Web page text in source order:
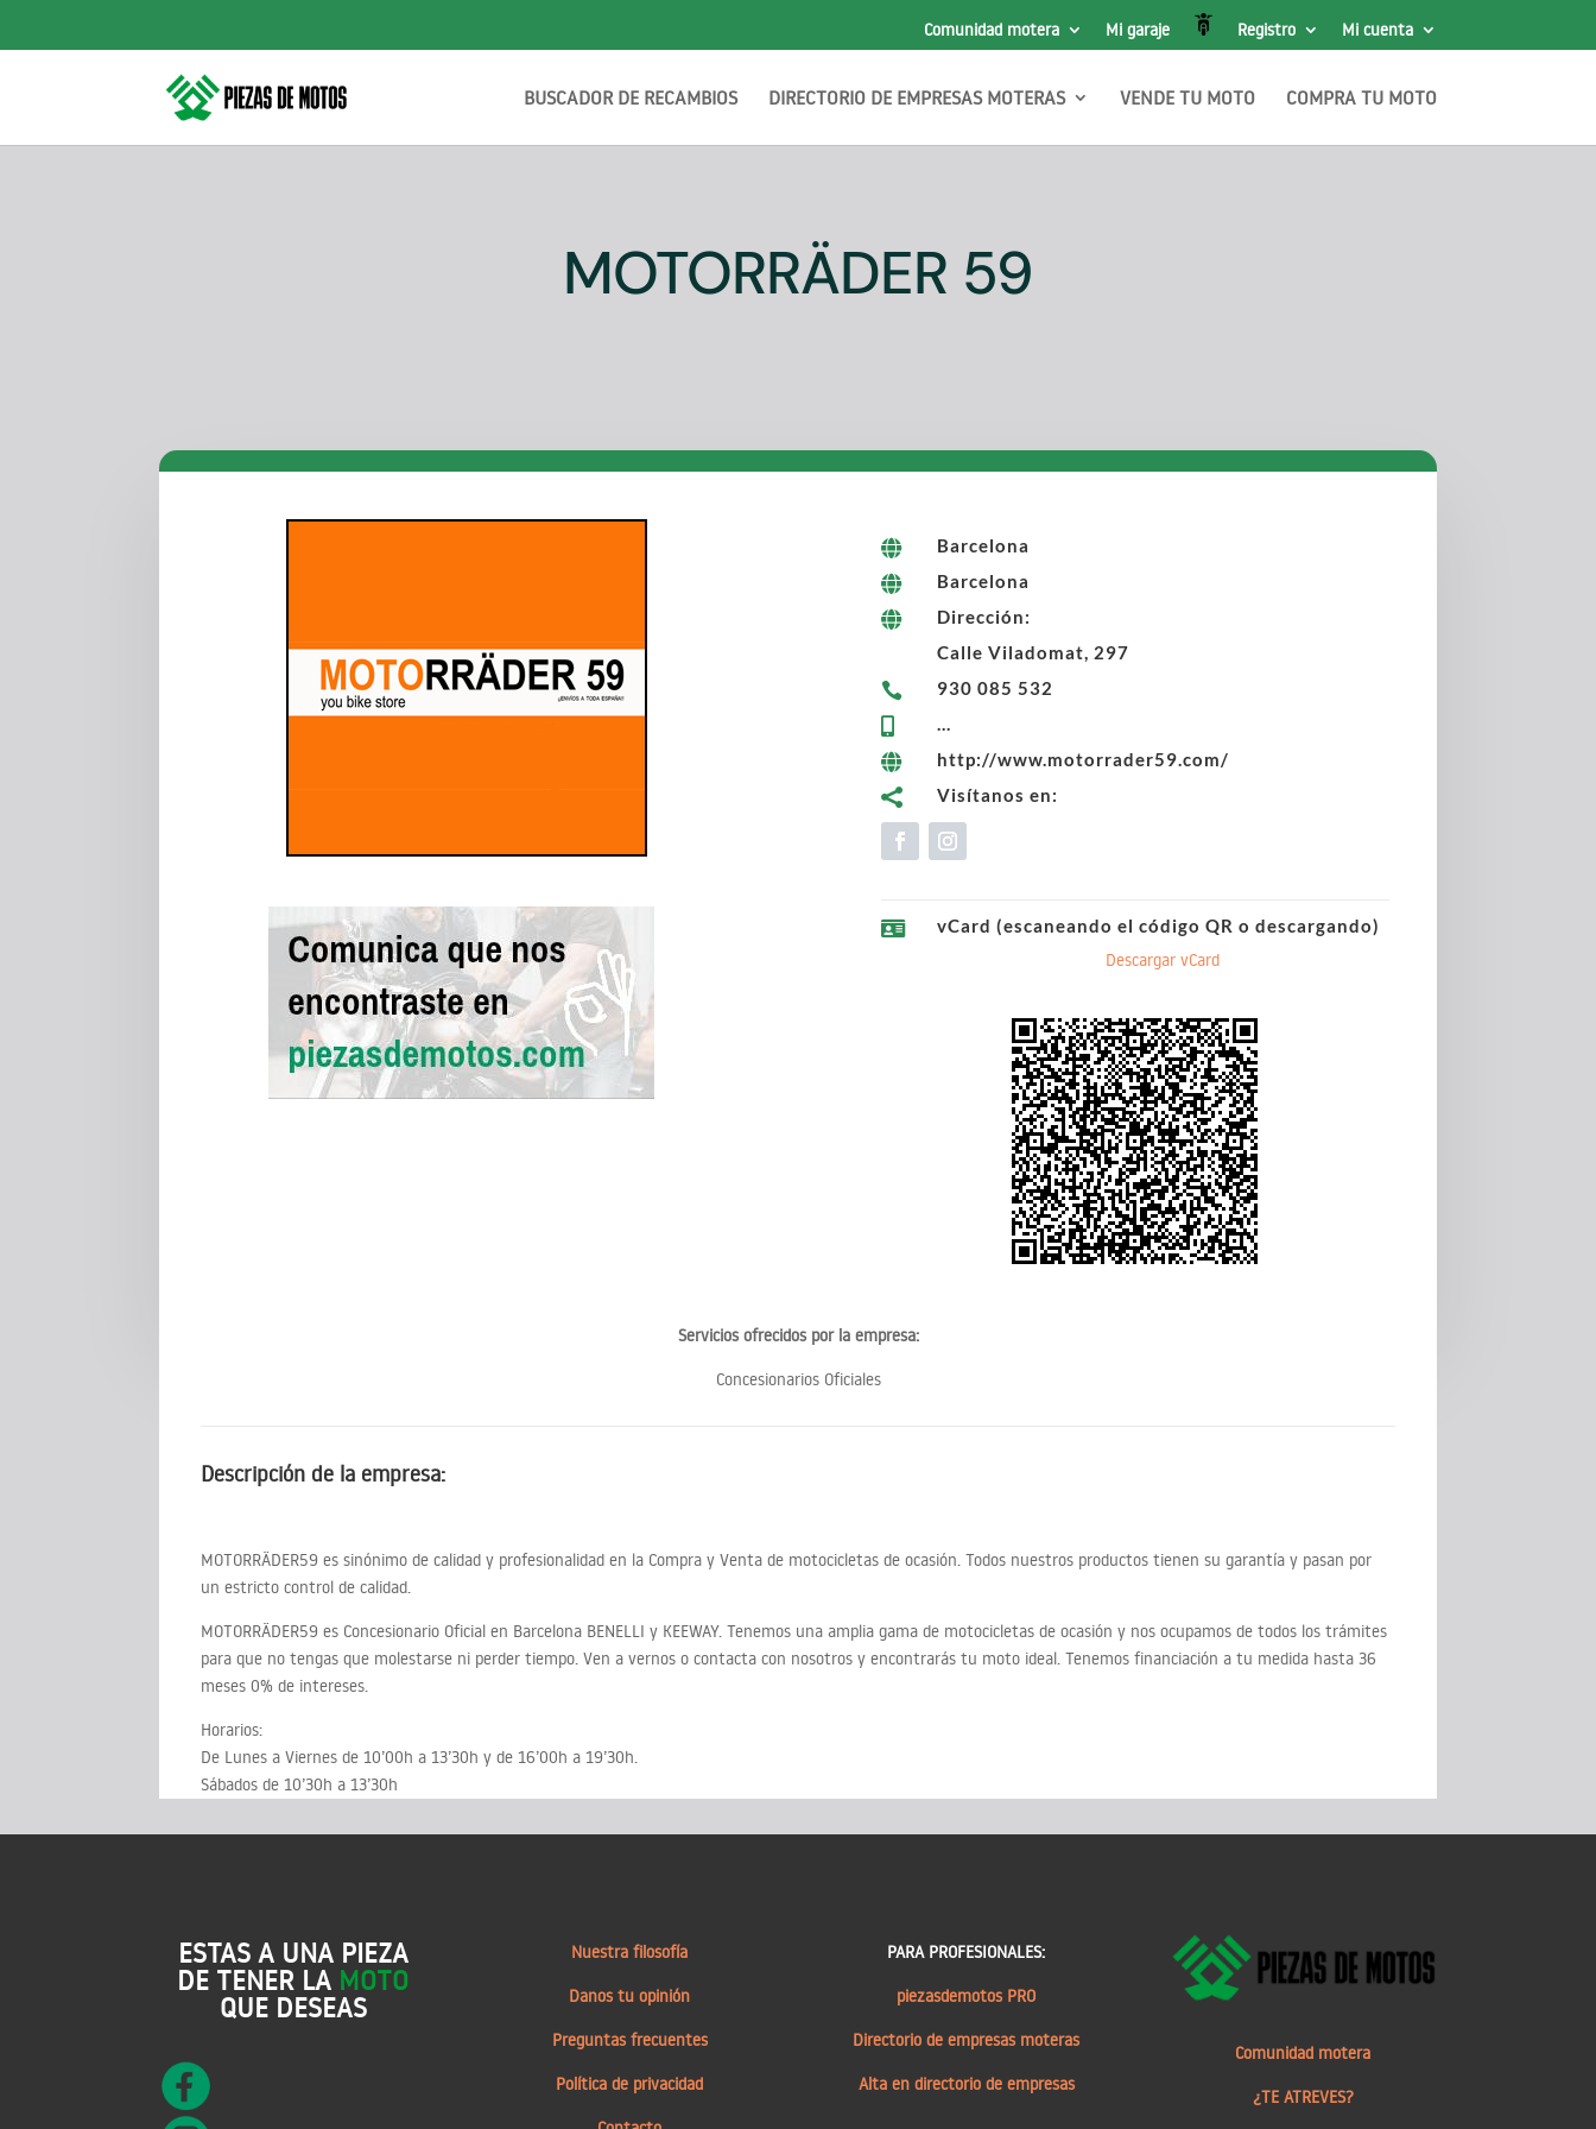
Comunidad motera Mi garaje Registro Mi cuenta
BUSCADOR DE RECAMBIOS DIRECTORIO DE EMPRESAS MOTERAS VENDE TU MOTO COMPRA TU MOTO
MOTORRÄDER 59

Barcelona

Barcelona

Dirección:
Calle Viladomat, 297

930 085 532

...

http://www.motorrader59.com/

Visítanos en:

vCard (escaneando el código QR o descargando)
Descargar vCard
Servicios ofrecidos por la empresa:
Concesionarios Oficiales
Descripción de la empresa:
MOTORRÄDER59 es sinónimo de calidad y profesionalidad en la Compra y Venta de motocicletas de ocasión. Todos nuestros productos tienen su garantía y pasan por
un estricto control de calidad.
MOTORRÄDER59 es Concesionario Oficial en Barcelona BENELLI y KEEWAY. Tenemos una amplia gama de motocicletas de ocasión y nos ocupamos de todos los trámites
para que no tengas que molestarse ni perder tiempo. Ven a vernos o contacta con nosotros y encontrarás tu moto ideal. Tenemos financiación a tu medida hasta 36
meses 0% de intereses.
Horarios:
De Lunes a Viernes de 10’00h a 13’30h y de 16’00h a 19’30h.
Sábados de 10’30h a 13’30h
ESTAS A UNA PIEZA
DE TENER LA MOTO
QUE DESEAS
Nuestra filosofía
Danos tu opinión
Preguntas frecuentes
Política de privacidad
PARA PROFESIONALES:
piezasdemotos PRO
Directorio de empresas moteras
Alta en directorio de empresas
Comunidad motera
¿TE ATREVES?